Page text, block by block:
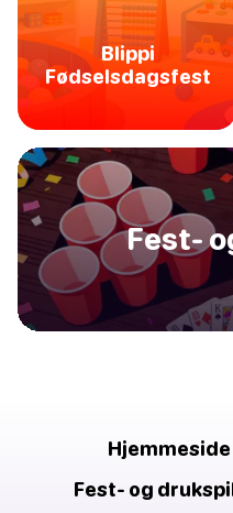
Blippi
Fødselsdagsfest
Fest-
Hjemmeside
Fest- og